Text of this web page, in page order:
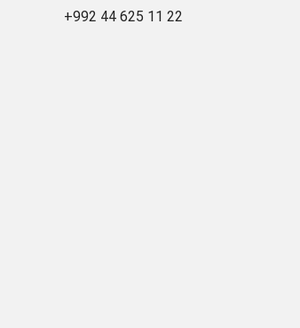
+992 44 625 11 22